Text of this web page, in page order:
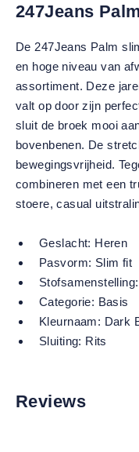
247Jeans
De 247Jeans Palm
en hoge niveau van
assortiment. Deze
valt op door zijn
sluit de broek mooi
bovenbenen. De
bewegingsvrijheid.
combineren met een
stoere, casual
Geslacht: Heren
Pasvorm: Slim fit
Stofsamenstelling:
Categorie: Basis
Kleurnaam: Dark
Sluiting: Rits
Reviews